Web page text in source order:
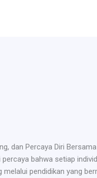
dan Percaya Diri
percaya bahwa setiap
melalui pendidikan yang